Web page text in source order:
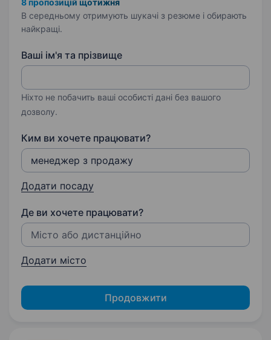
8 пропозицій щотижня
В середньому отримують шукачі з резюме і обирають
найкращі.
Ваші ім'я та прізвище
Ніхто не побачить ваші особисті дані без вашого
дозволу.
Ким ви хочете працювати?
Додати посаду
Де ви хочете працювати?
Додати місто
Продовжити